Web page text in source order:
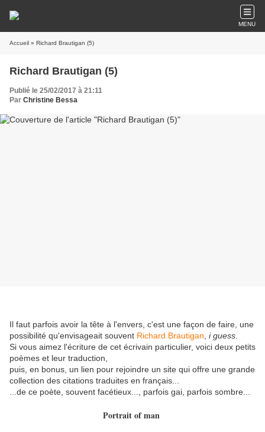
MENU
Accueil » Richard Brautigan (5)
Richard Brautigan (5)
Publié le 25/02/2017 à 21:11
Par Christine Bessa
Il faut parfois avoir la tête à l'envers, c'est une façon de faire, une
possibilité qu'envisageait souvent Richard Brautigan i guess
Si vous aimez l'écriture de cet écrivain particulier, voici deux petits
poèmes et leur traduction,
puis, en bonus, un lien pour rejoindre un site qui offre une grande
collection des citations traduites en français...
...de ce poète, souvent facétieux..., parfois gai, parfois sombre...
Portrait of man